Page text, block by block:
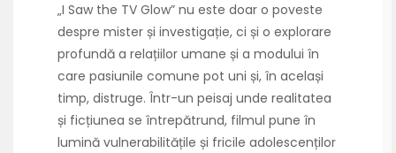
„I Saw the TV Glow” nu este doar o poveste
despre mister și investigație, ci și o explorare
profundă a relațiilor umane și a modului în
care pasiunile comune pot uni și, în același
timp, distruge. Într-un peisaj unde realitatea
și ficțiunea se întrepătrund, filmul pune în
lumină vulnerabilitățile și fricile adolescenților